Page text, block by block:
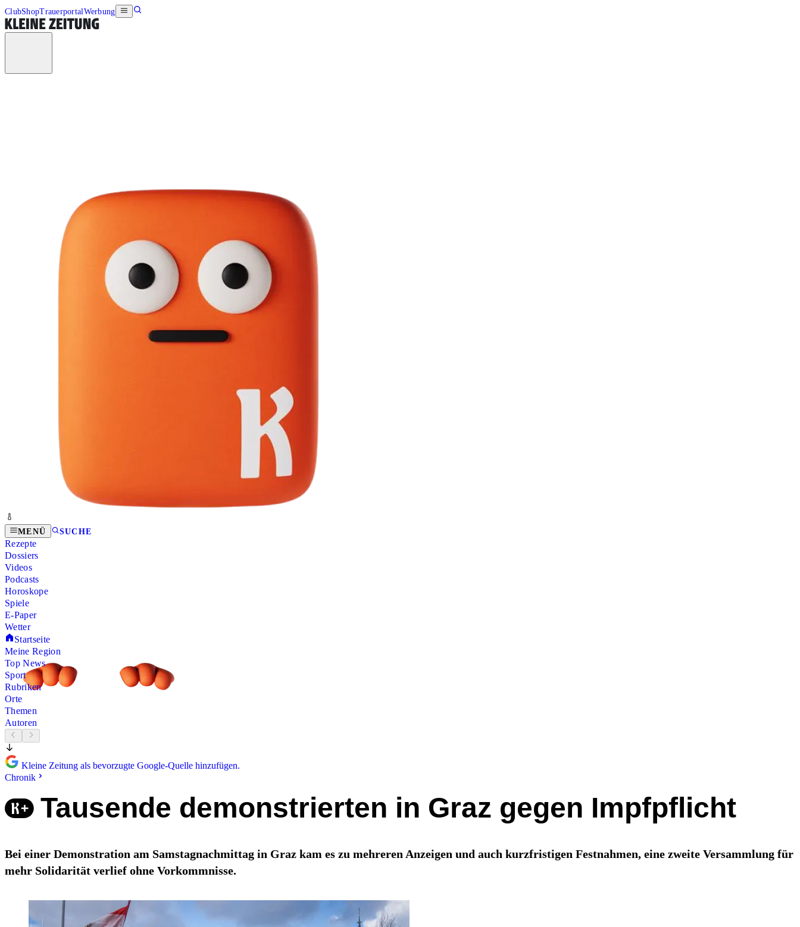
ClubShopTrauerportalWerbung
MENÜ SUCHE
Rezepte
Dossiers
Videos
Podcasts
Horoskope
Spiele
E-Paper
Wetter
Startseite
Meine Region
Top News
Sport
Rubriken
Orte
Themen
Autoren
Kleine Zeitung als bevorzugte Google-Quelle hinzufügen.
Chronik
Tausende demonstrierten in Graz gegen Impfpflicht
Bei einer Demonstration am Samstagnachmittag in Graz kam es zu mehreren Anzeigen und auch kurzfristigen Festnahmen, eine zweite Versammlung für
mehr Solidarität verlief ohne Vorkommnisse.